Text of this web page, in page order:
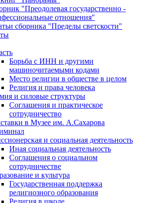
"Преодолевая государственно -
отношения"
сборника "Пределы светскости"
Борьба с ИНН и другими
машиночитаемыми кодами
Место религии в обществе в целом
Религия и права человека
и силовые структуры
Соглашения и практическое
сотрудничество
в Музее им. А.Сахарова
и социальная деятельность
Иная социальная деятельность
Соглашения о социальном
сотрудничестве
и культура
Государственная поддержка
религиозного образования